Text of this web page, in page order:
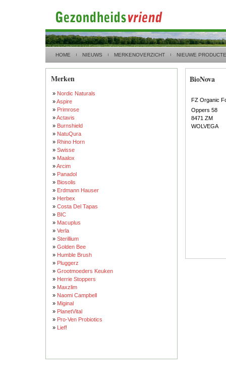
HOME NIEUWS MERKENOVERZICHT NIEUWE
Merken
» Nordic Naturals
»Aspire
» Primrose
»Actavis
» Burnshield
» NatuQura
» Rhino Horn
» Swisse
» Maalox
»Arcim
» Panadol
» Biosolis
» Erdmann Hauser
» Herbex
» Costa Del Tapas
» BIC
» Macuplus
» Verla
» Sterillium
» Golden Bee
» Humble Brush
» Pluggerz
» Grootmoeders Keuken
» Herrie Stoppers
» Maxzlim
» Naomi Campbell
» Miginal
» PlanetVital
» Pro-Ven Probiotics
» Lief!
BioNova
FZ Organic
Oppers 58
8471 ZM
WOLVEGA